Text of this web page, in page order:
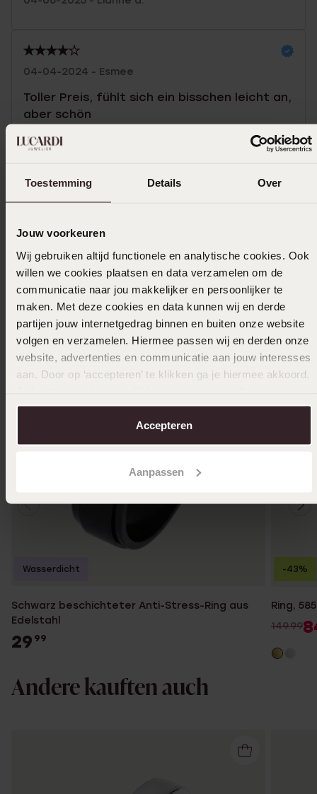
Toestemming Details Over
Jouw voorkeuren
Wij gebruiken altijd functionele en analytische cookies. Ook
willen we cookies plaatsen en data verzamelen om de
communicatie naar jou makkelijker en persoonlijker te
maken. Met deze cookies en data kunnen wij en derde
partijen jouw internetgedrag binnen en buiten onze website
volgen en verzamelen. Hiermee passen wij en derden onze
website, advertenties en communicatie aan jouw interesses
aan. Door op ‘accepteren’ te klikken ga je hiermee akkoord.
over in onscookiebeleid.
Accepteren
Aanpassen
04-04-2024 - Esmee
Toller Preis, fühlt sich ein bisschen leicht an,
aber schön
Übersetzt
Mehr anzeigen
Größe auswählen und bestellen
Das könnte dir gefallen
Schwarz beschichteter Anti-Stress-Ring aus
Edelstahl
29 99
Wasserdicht
Ring,
149.99
-43%
Andere kauften auch